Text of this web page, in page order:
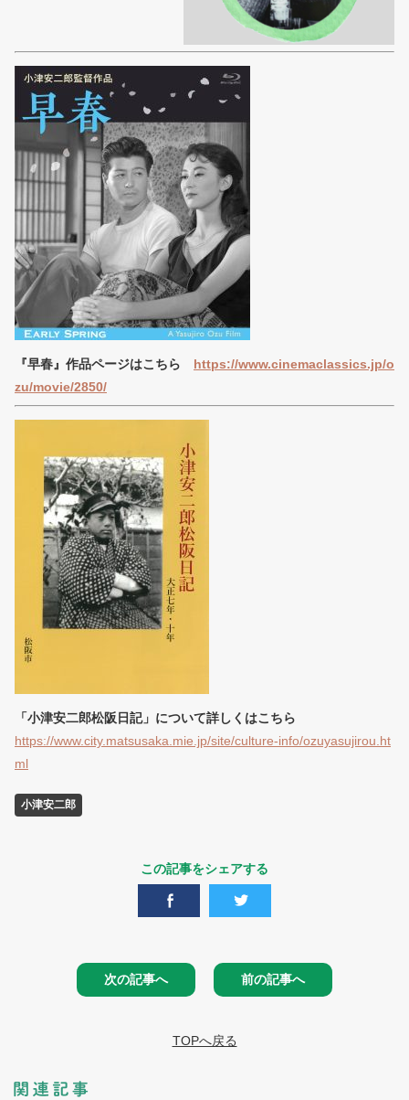
『早春』作品ページはこちら https://www.cinemaclassics.jp/o
zu/movie/2850/
「小津安二郎松阪日記」について詳しくはこちら
https://www.city.matsusaka.mie.jp/site/culture-info/ozuyasujirou.ht
ml
小津安二郎
この記事をシェアする
次の記事へ 前の記事へ
TOPへ戻る